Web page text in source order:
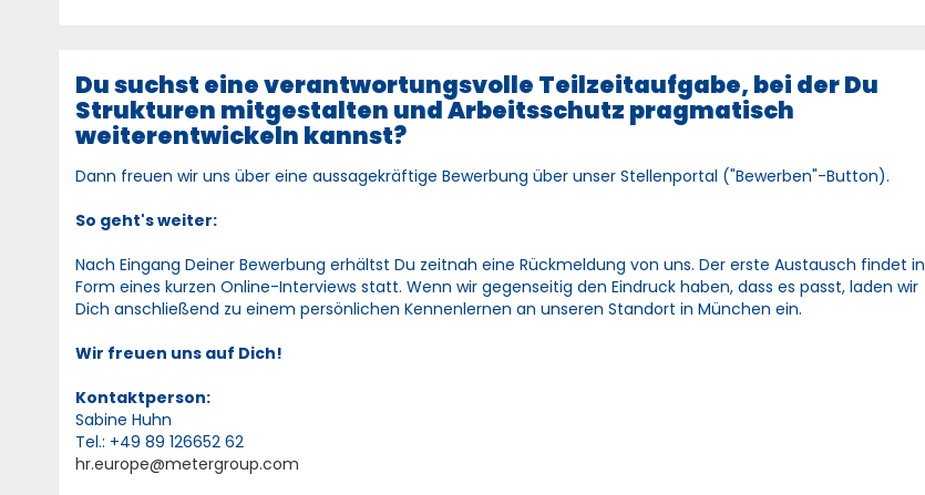
Du suchst eine verantwortungsvolle Teilzeitaufgabe, bei der Du
Strukturen mitgestalten und Arbeitsschutz pragmatisch
weiterentwickeln kannst?
Dann freuen wir uns über eine aussagekräftige Bewerbung über unser Stellenportal ("Bewerben"-Button).
So geht's weiter:
Nach Eingang Deiner Bewerbung erhältst Du zeitnah eine Rückmeldung von uns. Der erste Austausch findet in
Form eines kurzen Online-Interviews statt. Wenn wir gegenseitig den Eindruck haben, dass es passt, laden wir
Dich anschließend zu einem persönlichen Kennenlernen an unseren Standort in München ein.
Wir freuen uns auf Dich!
Kontaktperson:
Sabine Huhn
Tel.: +49 89 126652 62
hr.europe@metergroup.com